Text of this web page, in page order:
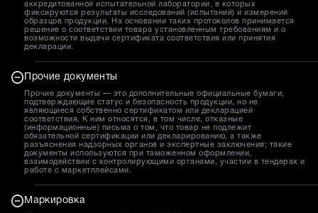
аккредитованной испытательной лаборатории, в которых
фиксируются результаты исследований (испытаний) и измерений
образцов продукции. На основании таких протоколов принимается
решение о соответствии товара установленным требованиям и о
возможности выдачи сертификата соответствия или принятия
декларации.
Прочие документы
Прочие документы — это дополнительные официальные бумаги,
подтверждающие статус и безопасность продукции, но не
являющиеся собственно сертификатом или декларацией
соответствия. К ним относятся, в том числе, отказные
(информационные) письма о том, что товар не подлежит
обязательной сертификации или декларированию, а также
разъяснения надзорных органов и экспертные заключения; такие
документы используются при таможенном оформлении,
взаимодействии с контролирующими органами, участии в тендерах и
работе с маркетплейсами.
Маркировка